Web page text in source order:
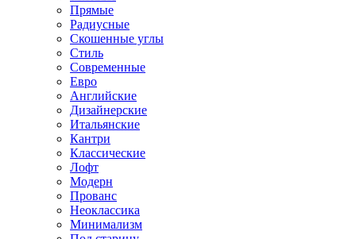
Прямые
Радиусные
Скошенные углы
Стиль
Современные
Евро
Английские
Дизайнерские
Итальянские
Кантри
Классические
Лофт
Модерн
Прованс
Неоклассика
Минимализм